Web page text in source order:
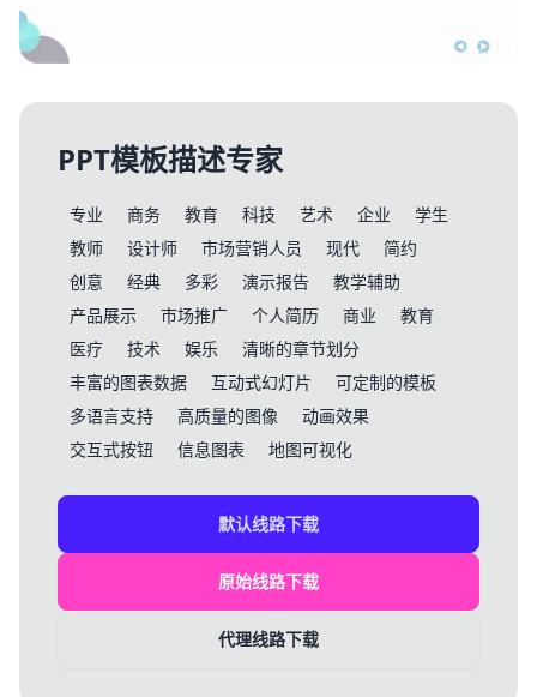
PPT模板描述专家
专业 商务 教育 科技 艺术 企业
学生
教师
设计师 市场营销人员 现代
简约
创意
经典 多彩 演示报告
教学辅助
产品展示
市场推广 个人简历 商业
教育
医疗
技术 娱乐
清晰的章节划分
丰富的图表数据
互动式幻灯片
可定制的模板
多语言支持
高质量的图像
动画效果
交互式按钮
信息图表 地图可视化
默认线路下载
原始线路下载
代理线路下载